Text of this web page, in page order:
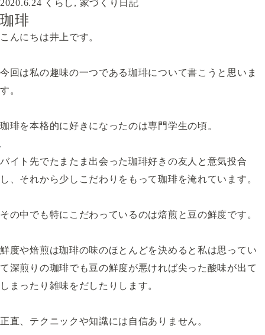
2020.6.24 くらし , 家づくり日記
珈琲
こんにちは井上です。
今回は私の趣味の一つである珈琲について書こうと思いま
す。
珈琲を本格的に好きになったのは専門学生の頃。
バイト先でたまたま出会った珈琲好きの友人と意気投合
し、それから少しこだわりをもって珈琲を淹れています。
その中でも特にこだわっているのは焙煎と豆の鮮度です。
鮮度や焙煎は珈琲の味のほとんどを決めると私は思ってい
て深煎りの珈琲でも豆の鮮度が悪ければ尖った酸味が出て
しまったり雑味をだしたりします。
正直、テクニックや知識には自信ありません。